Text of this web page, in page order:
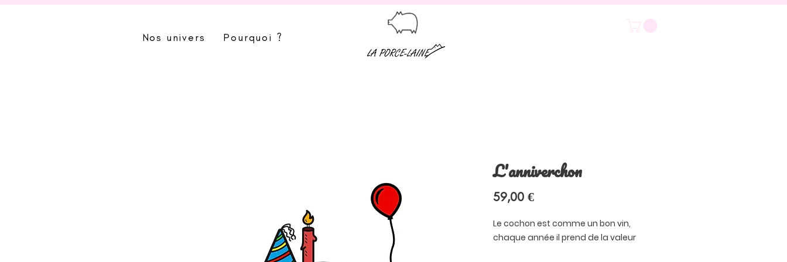
Nos univers Pourquoi ?
L'anniverchon
59,00 €Prix
Le cochon est comme un bon vin,
chaque année il prend de la valeur